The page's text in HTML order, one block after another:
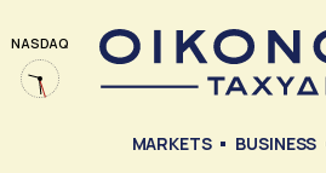
NASDAQ
MARKETS BUSINESS